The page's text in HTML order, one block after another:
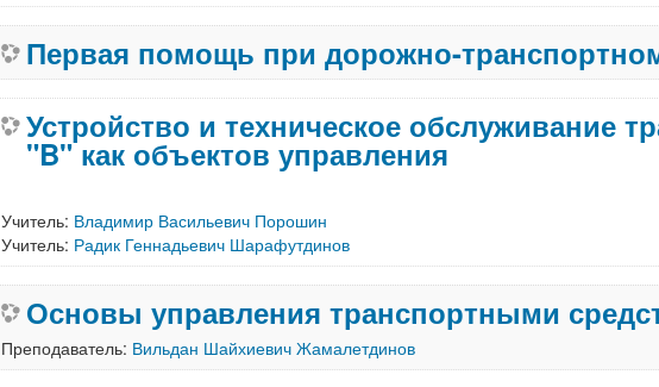
Первая помощь при дорожно-
Устройство и техническое обслуживание
"B" как объектов управления
Учитель: Владимир Васильевич Порошин
Учитель: Радик Геннадьевич Шарафутдинов
Основы управления транспортными
Преподаватель: Вильдан Шайхиевич Жамалетдинов